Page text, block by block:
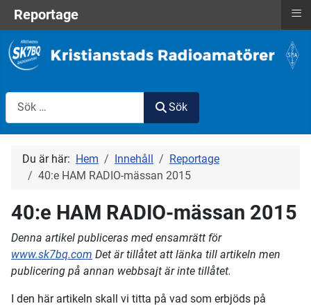
Sök
Sök
Du är här: Hem Innehåll
Reportage
40:e HAM RADIO-mässan 2015
40:e HAM RADIO-mässan 2015
Denna artikel publiceras med ensamrätt för
www.sk7bq.com Det är tillåtet att länka till artikeln men
publicering på annan webbsajt är inte tillåtet.
I den här artikeln skall vi titta på vad som erbjöds på
Reportage ≡